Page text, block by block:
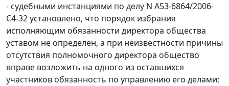
- судебными инстанциями по делу N А53-6864/2006-
С4-32 установлено, что порядок избрания
исполняющим обязанности директора общества
уставом не определен, а при неизвестности причины
отсутствия полномочного директора общество
вправе возложить на одного из оставшихся
участников обязанность по управлению его делами;